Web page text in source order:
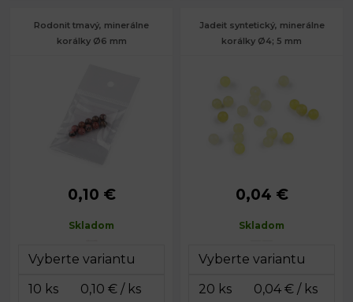
Rodonit tmavý, minerálne
korálky Ø6 mm
Priemer:
6 mm
0,10 €
Skladom
Jadeit syntetický, minerálne
korálky Ø4; 5 mm
Priemer:
č. 1: 4 mm
0,04 €
Skladom